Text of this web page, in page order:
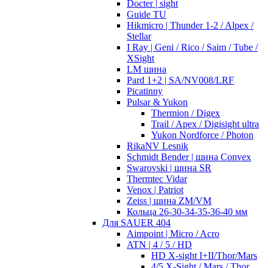
Docter | sight
Guide TU
Hikmicro | Thunder 1-2 / Alpex /
Stellar
I Ray | Geni / Rico / Saim / Tube /
XSight
LM шина
Pard 1+2 | SA/NV008/LRF
Picatinny
Pulsar & Yukon
Thermion / Digex
Trail / Apex / Digisight ultra
Yukon Nordforce / Photon
RikaNV Lesnik
Schmidt Bender | шина Convex
Swarovski | шина SR
Thermtec Vidar
Venox | Patriot
Zeiss | шина ZM/VM
Кольца 26-30-34-35-36-40 мм
Для SAUER 404
Aimpoint | Micro / Acro
ATN | 4 / 5 / HD
HD X-sight I+II/Thor/Mars